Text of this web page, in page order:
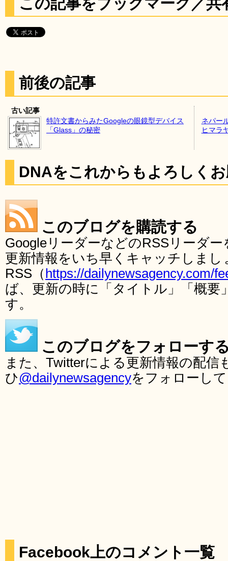
前後の記事
古い記事
特許文書からみたGoogleの眼鏡型デバイス
「Glass」の秘密
ネパー
ヒマラ
DNAをこれからもよろしく
このブログを購読する
GoogleリーダーなどのRSSリーダ
更新情報をいち早くキャッチしま
RSS（ https://dailynewsagency.com/
ば、更新の時に「タイトル」「概要
す。
このブログをフォローす
また、Twitterによる更新情報の配
ひ@dailynewsagencyをフォローし
Facebook上のコメント一覧